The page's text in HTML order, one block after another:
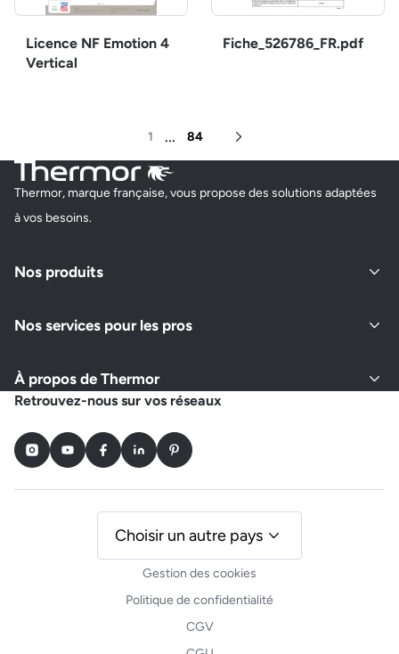
Licence NF Emotion 4
Vertical
Fiche_526786_FR.pdf
1 ... 84
Page suivante
Thermor, marque française, vous propose des solutions adaptées
à vos besoins.
Nos produits
Nos services pour les pros
À propos de Thermor
Retrouvez-nous sur vos réseaux
InstagramYoutubeFacebookLinkedInPinterest
Gestion des cookies
Politique de confidentialité
CGV
Choisir un autre pays